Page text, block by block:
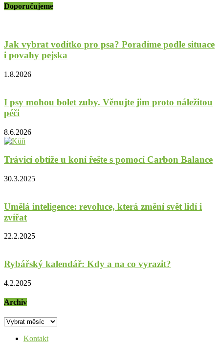
Doporučujeme
Jak vybrat vodítko pro psa? Poradíme podle situace
i povahy pejska
1.8.2026
I psy mohou bolet zuby. Věnujte jim proto náležitou
péči
8.6.2026
Trávicí obtíže u koní řešte s pomocí Carbon Balance
30.3.2025
Umělá inteligence: revoluce, která změní svět lidí i
zvířat
22.2.2025
Rybářský kalendář: Kdy a na co vyrazit?
4.2.2025
Archiv
Archiv
Kontakt